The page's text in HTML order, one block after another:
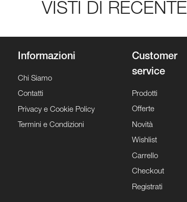
VISTI DI RECENTE
Informazioni
Chi Siamo
Contatti
Privacy e Cookie Policy
Termini e Condizioni
Customer
service
Prodotti
Offerte
Novità
Wishlist
Carrello
Checkout
Registrati